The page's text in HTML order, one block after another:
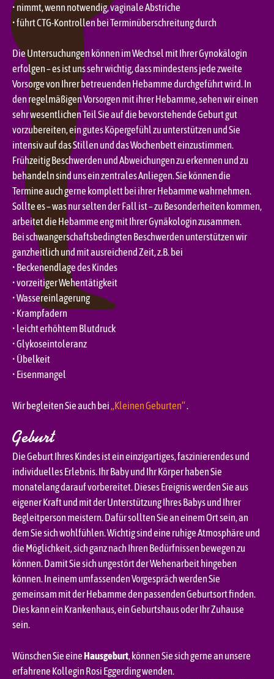
• nimmt, wenn notwendig, vaginale Abstriche
• führt CTG-Kontrollen bei Terminüberschreitung durch
Die Untersuchungen können im Wechsel mit Ihrer Gynokälogin
erfolgen – es ist uns sehr wichtig, dass mindestens jede zweite
Vorsorge von Ihrer betreuenden Hebamme durchgeführt wird. In
den regelmäßigen Vorsorgen mit ihrer Hebamme, sehen wir einen
sehr wesentlichen Teil Sie auf die bevorstehende Geburt gut
vorzubereiten, ein gutes Köpergefühl zu unterstützen und Sie
intensiv auf das Stillen und das Wochenbett einzustimmen.
Frühzeitig Beschwerden und Abweichungen zu erkennen und zu
behandeln sind uns ein zentrales Anliegen. Sie können die
Termine auch gerne komplett bei ihrer Hebamme wahrnehmen.
Sollte es – was nur selten der Fall ist – zu Besonderheiten kommen,
arbeitet die Hebamme eng mit Ihrer Gynäkologin zusammen.
Bei schwangerschaftsbedingten Beschwerden unterstützen wir
ganzheitlich und mit ausreichend Zeit, z.B. bei
• Beckenendlage des Kindes
• vorzeitiger Wehentätigkeit
• Wassereinlagerung
• Krampfadern
• leicht erhöhtem Blutdruck
• Glykoseintoleranz
• Übelkeit
• Eisenmangel
Wir begleiten Sie auch bei„Kleinen Geburten“.
Geburt
Die Geburt Ihres Kindes ist ein einzigartiges, faszinierendes und
individuelles Erlebnis. Ihr Baby und Ihr Körper haben Sie
monatelang darauf vorbereitet. Dieses Ereignis werden Sie aus
eigener Kraft und mit der Unterstützung Ihres Babys und Ihrer
Begleitperson meistern. Dafür sollten Sie an einem Ort sein, an
dem Sie sich wohlfühlen. Wichtig sind eine ruhige Atmosphäre und
die Möglichkeit, sich ganz nach Ihren Bedürfnissen bewegen zu
können. Damit Sie sich ungestört der Wehenarbeit hingeben
können. In einem umfassenden Vorgespräch werden Sie
gemeinsam mit der Hebamme den passenden Geburtsort finden.
Dies kann ein Krankenhaus, ein Geburtshaus oder Ihr Zuhause
sein.
Wünschen Sie eineHausgeburt, können Sie sich gerne an unsere
erfahrene Kollegin Rosi Eggerding wenden.